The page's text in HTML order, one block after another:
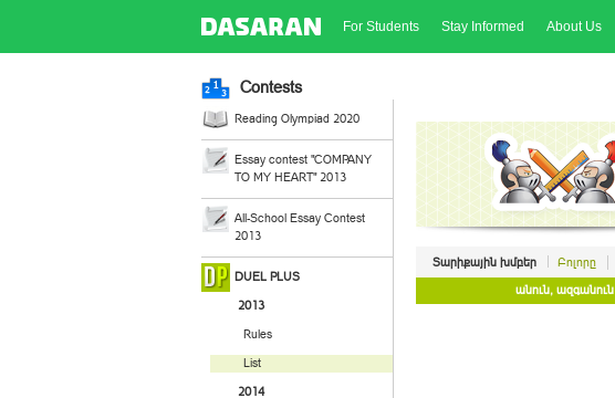
For Students Stay Informed About Us
Contests
Reading Olympiad 2020
Essay contest "COMPANY
TO MY HEART" 2013
All-School Essay Contest
2013
DUEL PLUS
2013
Rules
List
2014
Տարիքային խմբեր Բոլորը
անուն, ազգանուն